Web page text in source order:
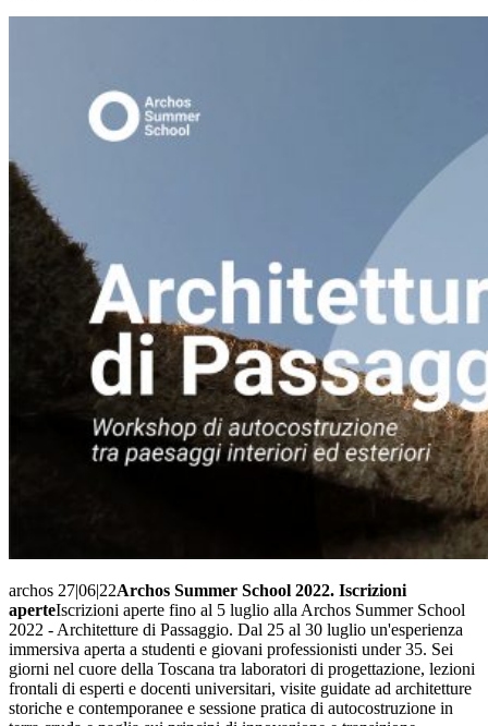
archos 27|06|22Archos Summer School 2022. Iscrizioni
aperteIscrizioni aperte fino al 5 luglio alla Archos Summer School
2022 - Architetture di Passaggio. Dal 25 al 30 luglio un'esperienza
immersiva aperta a studenti e giovani professionisti under 35. Sei
giorni nel cuore della Toscana tra laboratori di progettazione, lezioni
frontali di esperti e docenti universitari, visite guidate ad architetture
storiche e contemporanee e sessione pratica di autocostruzione in